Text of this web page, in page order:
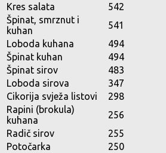
Kres salata
542
Špinat, smrznut i
kuhan
541
Loboda kuhana
494
Špinat kuhan
494
Špinat sirov
483
Loboda sirova
347
Cikorija svježa listovi
298
Rapini (brokula)
kuhana
256
Radič sirov
255
Potočarka
250